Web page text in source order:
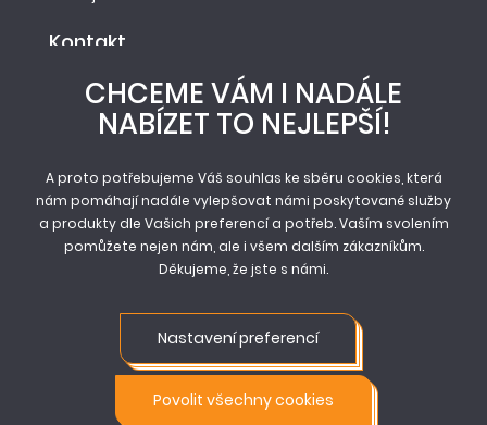
Kontakt
E-mail: info@newag.cz
Kontaktní formulář
Vestecká 104
252 41, Zlatníky - Hodkovice
Obchodní podmínky
Ochrana osobních údajů
Nastavení cookie
CHCEME VÁM I NADÁLE
NABÍZET TO NEJLEPŠÍ!
A proto potřebujeme Váš souhlas ke sběru cookies, která
nám pomáhají nadále vylepšovat námi poskytované služby
a produkty dle Vašich preferencí a potřeb. Vaším svolením
pomůžete nejen nám, ale i všem dalším zákazníkům.
Děkujeme, že jste s námi.
Nastavení preferencí
Povolit všechny cookies